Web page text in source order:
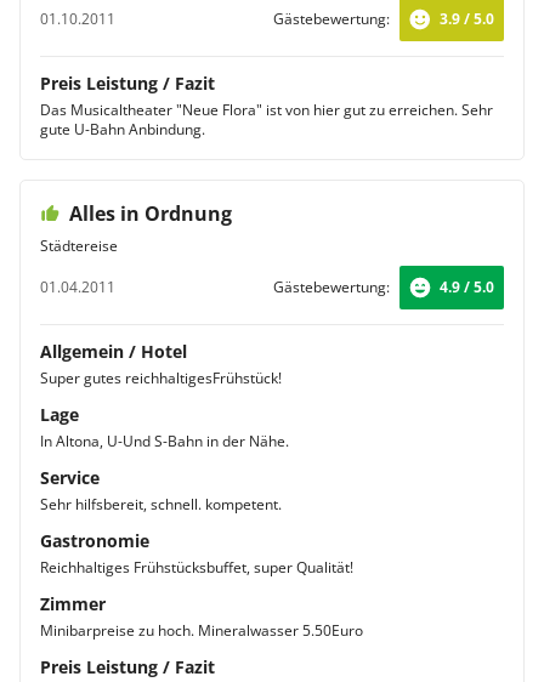
01.10.2011 Gästebewertung: 3.9 / 5.0
Preis Leistung / Fazit
Das Musicaltheater "Neue Flora" ist von hier gut zu erreichen. Sehr
gute U-Bahn Anbindung.
Alles in Ordnung
Städtereise
01.04.2011
Gästebewertung: 4.9 / 5.0
Allgemein / Hotel
Super gutes reichhaltigesFrühstück!
Lage
In Altona, U-Und S-Bahn in der Nähe.
Service
Sehr hilfsbereit, schnell. kompetent.
Gastronomie
Reichhaltiges Frühstücksbuffet, super Qualität!
Zimmer
Minibarpreise zu hoch. Mineralwasser 5.50Euro
Preis Leistung / Fazit